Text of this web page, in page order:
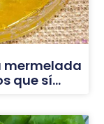
mermelada
que sí…